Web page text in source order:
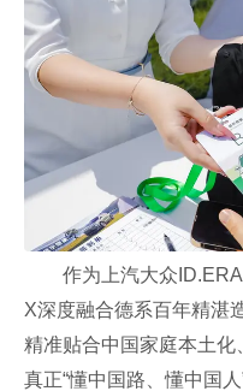
作为上汽大众
X深度融合德系百年精湛
精准贴合中国家庭本土
真正“懂中国路、懂中国